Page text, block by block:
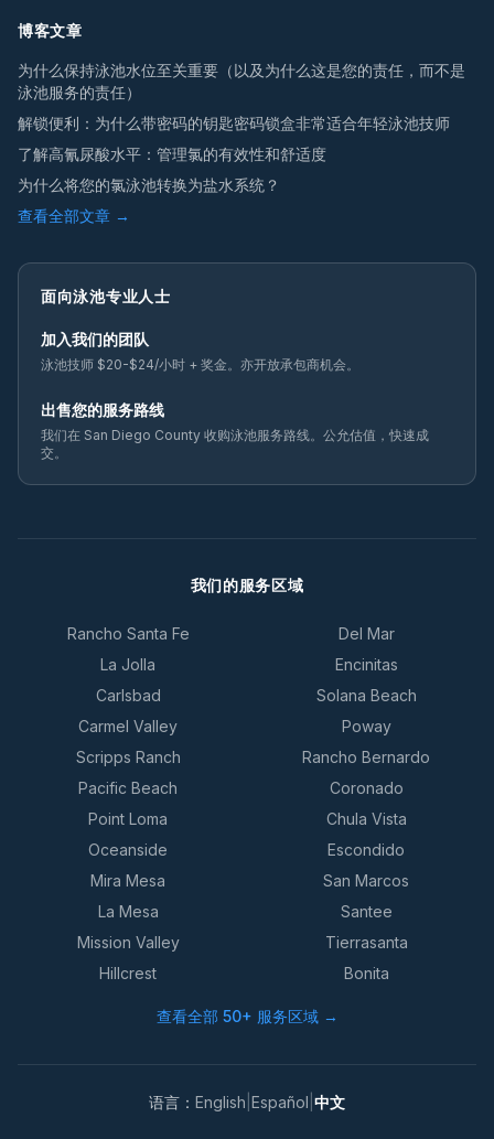
博客文章
为什么保持泳池水位至关重要（以及为什么这是您的责任，而不是
泳池服务的责任）
解锁便利：为什么带密码的钥匙密码锁盒非常适合年轻泳池技师
了解高氰尿酸水平：管理氯的有效性和舒适度
为什么将您的氯泳池转换为盐水系统？
查看全部文章 →
面向泳池专业人士
加入我们的团队
泳池技师 $20-$24/小时 + 奖金。亦开放承包商机会。
出售您的服务路线
我们在 San Diego County 收购泳池服务路线。公允估值，快速成
交。
我们的服务区域
Rancho Santa Fe
Del Mar
La Jolla
Encinitas
Carlsbad
Solana Beach
Carmel Valley
Poway
Scripps Ranch
Rancho Bernardo
Pacific Beach
Coronado
Point Loma
Chula Vista
Oceanside
Escondido
Mira Mesa
San Marcos
La Mesa
Santee
Mission Valley
Tierrasanta
Hillcrest
Bonita
查看全部 50+ 服务区域 →
语言： English Español 中文